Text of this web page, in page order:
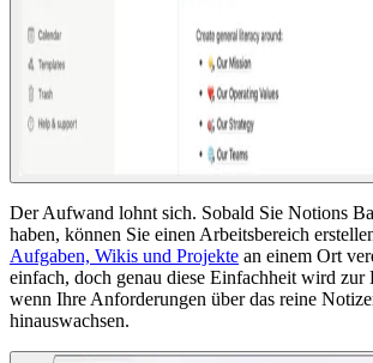
Der Aufwand lohnt sich. Sobald Sie Notions
haben, können Sie einen Arbeitsbereich
Aufgaben, Wikis und Projekte an einem Ort
einfach, doch genau diese Einfachheit wird zur
wenn Ihre Anforderungen über das reine
hinauswachsen.